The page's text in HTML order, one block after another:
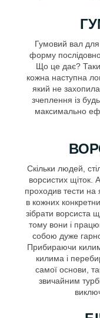
Гумовий вал для
форму
Що це дає?
кожна наступна
який не
зчеплення із
максимально
Скільки людей,
ворсистих щіток.
проходив тести на
в кожних
зібрати ворсиста
тому вони і
собою дуже
Прибираючи
килима і
самої основи,
звичайним